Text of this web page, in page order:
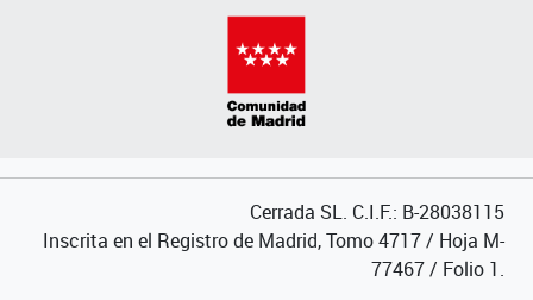
Cerrada SL. C.I.F.: B-28038115
Inscrita en el Registro de Madrid, Tomo 4717 / Hoja M-
77467 / Folio 1.